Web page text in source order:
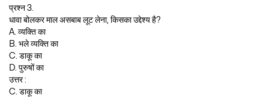
प्रश्न 3.
धावा बोलकर माल असबाब लूट लेना, किसका उद्देश्य है?
A. व्यक्ति का
B. भले व्यक्ति का
C. डाकू का
D. पुरुषों का
उत्तर :
C. डाकू का